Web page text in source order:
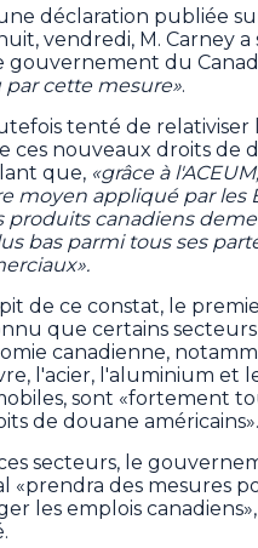
déclaration publiée
vendredi, M. Carney
gouvernement du
par cette mesure».
tenté de relativiser
ces nouveaux droits de
que, «grâce à
moyen appliqué par les
produits canadiens
bas parmi tous ses
de ce constat, le
que certains
canadienne,
l'acier, l'aluminium et
sont «fortement
de douane américains».
secteurs, le
«prendra des mesures
les emplois canadiens»,